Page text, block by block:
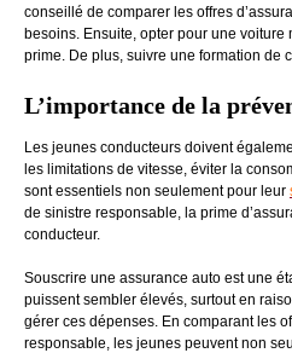
conseillé de comparer les offres
besoins​. Ensuite, opter pour une
prime. De plus, suivre une formation de
L’importance de la
Les jeunes conducteurs doivent
les limitations de vitesse, éviter la
sont essentiels non seulement pour leur
de sinistre responsable, la prime
conducteur​.
Souscrire une assurance auto est une
puissent sembler élevés, surtout en
gérer ces dépenses. En comparant les
responsable, les jeunes peuvent non